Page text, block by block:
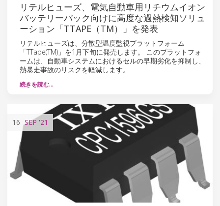
リテルヒューズ、電気自動車用リチウムイオン
バッテリーパック向けに高度な過熱検知ソリュ
ーション「TTAPE（TM）」を発表
リテルヒューズは、分散型温度監視プラットフォーム
「TTape(TM)」を1月下旬に発売します。 このプラットフォ
ームは、自動車システムにおけるセルの早期劣化を抑制し、
熱暴走事故のリスクを軽減します。
続きを読む…
16 SEP '21